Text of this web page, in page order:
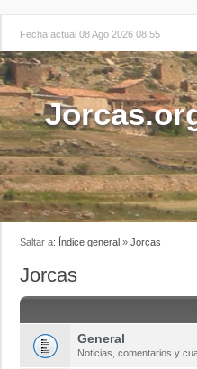
Fecha actual 08 Ago 2026 08:55
Saltar a: Índice general » Jorcas
Jorcas
General
Noticias, comentarios y